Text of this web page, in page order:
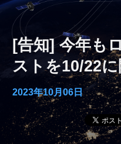
[告知] 今年も
ストを10/22
2023年10月06日